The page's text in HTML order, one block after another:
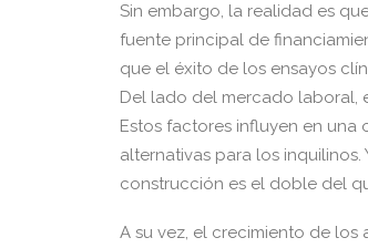
Sin embargo, la realidad es
fuente principal de
que el éxito de los ensayos
Del lado del mercado laboral,
Estos factores influyen en
alternativas para los inquilinos.
construcción es el doble del
A su vez, el crecimiento de